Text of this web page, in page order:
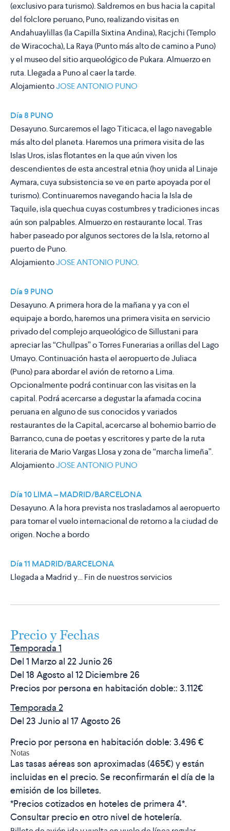
(exclusivo para turismo). Saldremos en bus hacia la capital
del folclore peruano, Puno, realizando visitas en
Andahuaylillas (la Capilla Sixtina Andina), Racjchi (Templo
de Wiracocha), La Raya (Punto más alto de camino a Puno)
y el museo del sitio arqueológico de Pukara. Almuerzo en
ruta. Llegada a Puno al caer la tarde.
AlojamientoJOSE ANTONIO PUNO
Día 8 PUNO
Desayuno. Surcaremos el lago Titicaca, el lago navegable
más alto del planeta. Haremos una primera visita de las
Islas Uros, islas flotantes en la que aún viven los
descendientes de esta ancestral etnia (hoy unida al Linaje
Aymara, cuya subsistencia se ve en parte apoyada por el
turismo). Continuaremos navegando hacia la Isla de
Taquile, isla quechua cuyas costumbres y tradiciones incas
aún son palpables. Almuerzo en restaurante local. Tras
haber paseado por algunos sectores de la Isla, retorno al
puerto de Puno.
AlojamientoJOSE ANTONIO PUNO.
Día 9 PUNO
Desayuno. A primera hora de la mañana y ya con el
equipaje a bordo, haremos una primera visita en servicio
privado del complejo arqueológico de Sillustani para
apreciar las “Chullpas” o Torres Funerarias a orillas del Lago
Umayo. Continuación hasta el aeropuerto de Juliaca
(Puno) para abordar el avión de retorno a Lima.
Opcionalmente podrá continuar con las visitas en la
capital. Podrá acercarse a degustar la afamada cocina
peruana en alguno de sus conocidos y variados
restaurantes de la Capital, acercarse al bohemio barrio de
Barranco, cuna de poetas y escritores y parte de la ruta
literaria de Mario Vargas Llosa y zona de “marcha limeña”.
AlojamientoJOSE ANTONIO PUNO
Día 10 LIMA – MADRID/BARCELONA
Desayuno. A la hora prevista nos trasladamos al aeropuerto
para tomar el vuelo internacional de retorno a la ciudad de
origen. Noche a bordo
Día 11 MADRID/BARCELONA
Llegada a Madrid y… Fin de nuestros servicios
Precio y Fechas
Temporada 1
Del 1 Marzo al 22 Junio 26
Del 18 Agosto al 12 Diciembre 26
Precios por persona en habitación doble:: 3.112€
Temporada 2
Del 23 Junio al 17 Agosto 26
Precio por persona en habitación doble: 3.496 €
Notas
Las tasas aéreas son aproximadas (465€) y están
incluidas en el precio. Se reconfirmarán el día de la
emisión de los billetes.
*Precios cotizados en hoteles de primera 4*.
Consultar precio en otro nivel de hotelería.